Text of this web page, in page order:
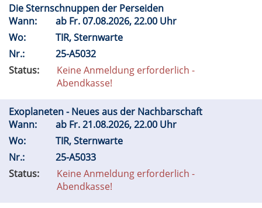
Die Sternschnuppen der Perseiden
Wann:
ab Fr.07.08.2026, 22.00 Uhr
Wo:
TIR, Sternwarte
Nr.:
25-A5032
Status:
Keine Anmeldung erforderlich -
Abendkasse!
Exoplaneten - Neues aus der Nachbarschaft
Wann:
ab Fr.21.08.2026, 22.00 Uhr
Wo:
TIR, Sternwarte
Nr.:
25-A5033
Status:
Keine Anmeldung erforderlich -
Abendkasse!